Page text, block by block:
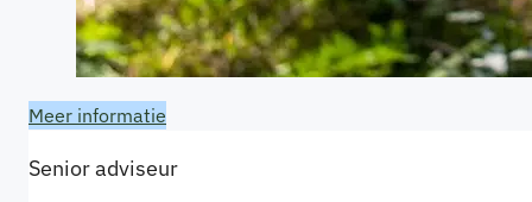
Meer informatie
Senior adviseur